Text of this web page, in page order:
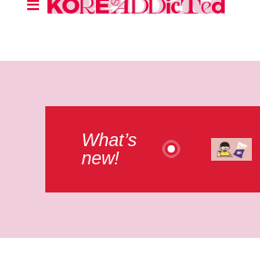
What’s
new!
も“駄菓子”が大好きだっ
土産に選ばれるものが意外過